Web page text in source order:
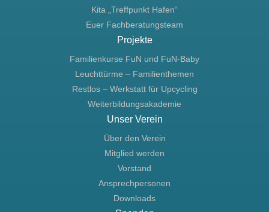
Kita „Treffpunkt Hafen“
Euer Fachberatungsteam
Projekte
Familienkurse FuN und FuN-Baby
Leuchttürme – Familienthemen
Restlos – Werkstatt für Upcycling
Weiterbildungsakademie
Unser Verein
Über den Verein
Mitglied werden
Vorstand
Ansprechpersonen
Downloads